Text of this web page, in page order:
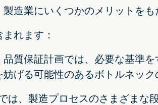
造業にいくつかのメリットをも
れます：
品質保証計画では、必要な基準
げる可能性のあるボトルネック
は、製造プロセスのさまざまな